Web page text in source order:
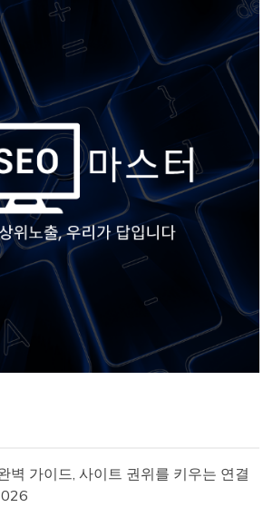
벽 가이드, 사이트 권위를 키우는 연결